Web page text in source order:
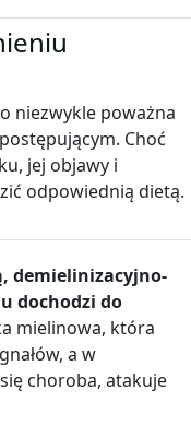
niezwykle poważna
Choć
jej objawy i
odpowiednią dietą.
demielinizacyjno-
dochodzi do
mielinowa, która
a w
choroba, atakuje